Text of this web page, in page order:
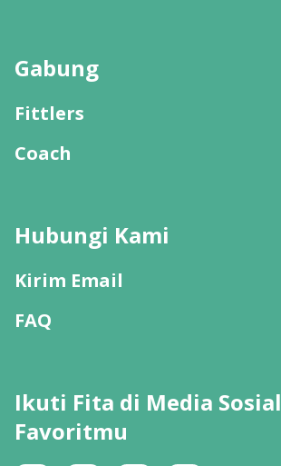
Gabung
Fittlers
Coach
Hubungi Kami
Kirim Email
FAQ
Ikuti Fita di Media Sosial
Favoritmu